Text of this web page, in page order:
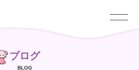
ブログ
BLOG